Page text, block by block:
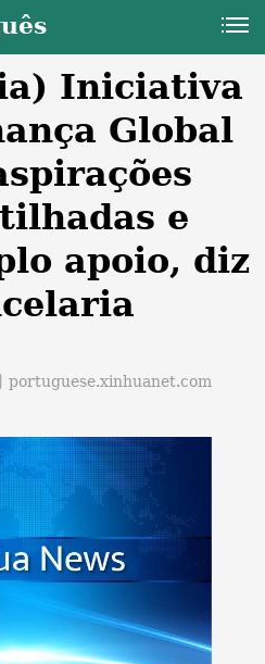
Iniciativa
Global
e
apoio, diz
portuguese.xinhuanet.com